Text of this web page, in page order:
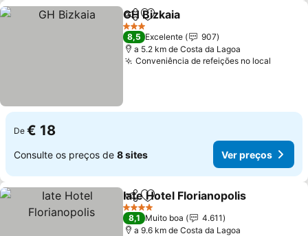
PartilharAdicionar aos favoritos
GH Bizkaia
3 Estrelas
8,5 Excelente
907
a 5.2 km de Costa da Lagoa
Conveniência de refeições no local
De € 18
Consulte os preços de 8 sites Ver preços
PartilharAdicionar aos favoritos
Iate Hotel Florianopolis
4 Estrelas
8,1 Muito boa
4.611
a 9.6 km de Costa da Lagoa